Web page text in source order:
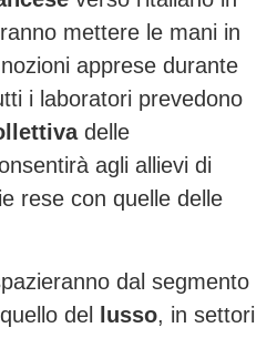
mettere le mani in
apprese durante
i laboratori prevedono
delle
agli allievi di
rese con quelle delle
dal segmento
del lusso, in settori